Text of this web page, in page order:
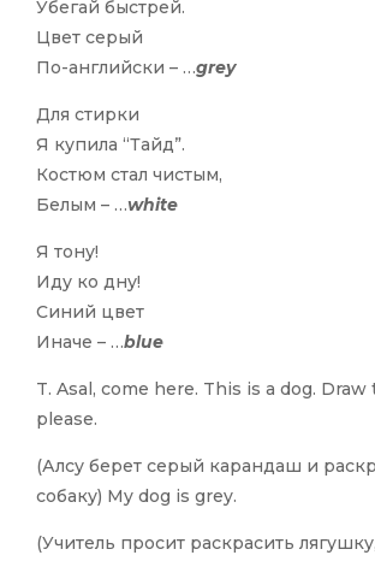
Убегай быстрей.
Цвет серый
По-английски – …grеy
Для стирки
Я купила “Тайд”.
Костюм стал чистым,
Белым – …white
Я тону!
Иду ко дну!
Синий цвет
Иначе – …blue
T. Asal, come here. This is a dog. Draw
please.
(Алсу берет серый карандаш и
собаку) My dog is grey.
(Учитель просит раскрасить